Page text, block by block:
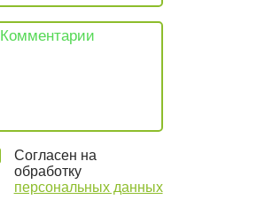
Согласен на
обработку
персональных данных